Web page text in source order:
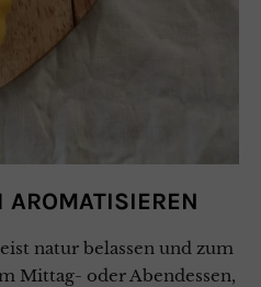
AROMATISIEREN
natur belassen und zum
Mittag- oder Abendessen,